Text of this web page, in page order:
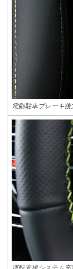
電動駐車ブレーキ